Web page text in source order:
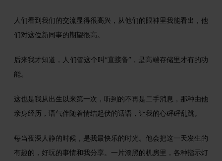
人们看到我们的交流显得很高兴，从他们的眼神里我能看出，他
们对这位新同事的期望很高。
后来我才知道，人们管这个叫“直接备”，是高端存储里才有的功
能。
这也是我从出生以来第一次，听到的不再是二手消息，那种由他
亲身经历，语气伴随着情结起伏的话语，让我的心砰砰乱跳。
每当夜深人静的时候，是我最快乐的时光。他会把这一天发生的
有趣的，好玩的事情和我分享。一片漆黑的机房里，各种指示灯